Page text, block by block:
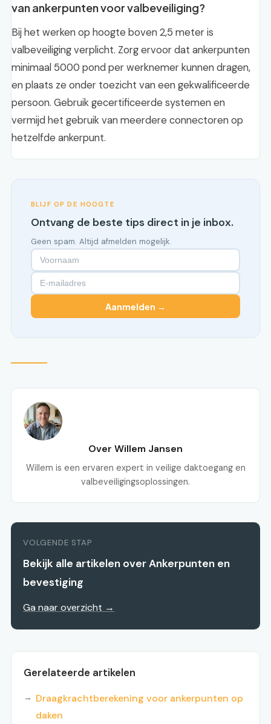
van ankerpunten voor valbeveiliging?
Bij het werken op hoogte boven 2,5 meter is
valbeveiliging verplicht. Zorg ervoor dat ankerpunten
minimaal 5000 pond per werknemer kunnen dragen,
en plaats ze onder toezicht van een gekwalificeerde
persoon. Gebruik gecertificeerde systemen en
vermijd het gebruik van meerdere connectoren op
hetzelfde ankerpunt.
BLIJF OP DE HOOGTE
Ontvang de beste tips direct in je inbox.
Geen spam. Altijd afmelden mogelijk.
Aanmelden →
Over Willem Jansen
Willem is een ervaren expert in veilige daktoegang en
valbeveiligingsoplossingen.
VOLGENDE STAP
Bekijk alle artikelen over Ankerpunten en
bevestiging
Ga naar overzicht →
Gerelateerde artikelen
Draagkrachtberekening voor ankerpunten op
daken